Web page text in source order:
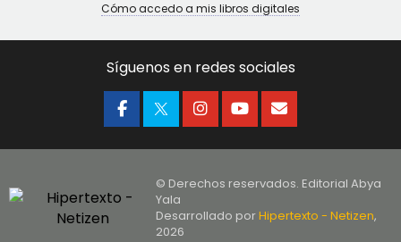
Cómo accedo a mis libros digitales
Síguenos en redes sociales
© Derechos reservados. Editorial Abya
Yala
Desarrollado porHipertexto - Netizen,
2026